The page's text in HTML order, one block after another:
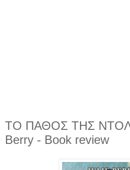
ΤΟ ΠΑΘΟΣ ΤΗΣ
Berry - Book review